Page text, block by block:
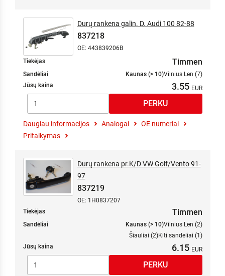
Durų rankena galin. D. Audi 100 82-88
837218
OE: 443839206B
Tiekėjas
Timmen
Sandėliai Kaunas (> 10)Vilnius Len (7)
Jūsų kaina
3.55
Daugiau informacijos Analogai
OE numeriai
Pritaikymas
Durų rankena pr.K/D VW Golf/Vento 91-
97
837219
OE: 1H0837207
Tiekėjas
Timmen
Sandėliai Kaunas (> 10)Vilnius Len (2)
Šiauliai (2)Kiti sandėliai (1)
Jūsų kaina
6.15